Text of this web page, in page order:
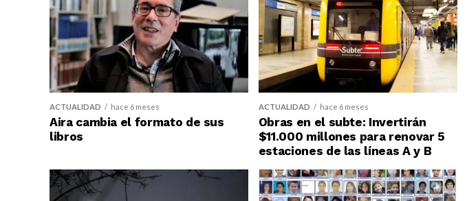
ACTUALIDAD hace 6 meses
Aira cambia el formato de sus
libros
ACTUALIDAD hace 6 meses
Obras en el subte: Invertirán
$11.000 millones para renovar 5
estaciones de las líneas A y B